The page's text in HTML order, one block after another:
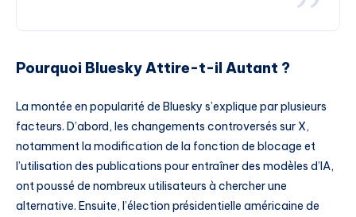
Pourquoi Bluesky Attire-t-il Autant ?
La montée en popularité de Bluesky s’explique par plusieurs
facteurs. D’abord, les changements controversés sur X,
notamment la modification de la fonction de blocage et
l’utilisation des publications pour entraîner des modèles d’IA,
ont poussé de nombreux utilisateurs à chercher une
alternative. Ensuite, l’élection présidentielle américaine de